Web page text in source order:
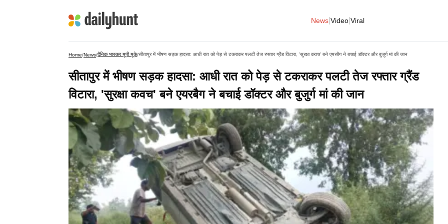
News Video Viral
Home/News/दैनिक भास्कर यूपी यूके/सीतापुर में भीषण सड़क हादसा: आधी रात को पेड़ से टकराकर पलटी तेज रफ्तार ग्रैंड विटारा, 'सुरक्षा कवच' बने एयरबैग ने बचाई डॉक्टर और बुजुर्ग मां की जान
सीतापुर में भीषण सड़क हादसा: आधी रात को पेड़ से टकराकर पलटी तेज रफ्तार ग्रैंड
विटारा, 'सुरक्षा कवच' बने एयरबैग ने बचाई डॉक्टर और बुजुर्ग मां की जान